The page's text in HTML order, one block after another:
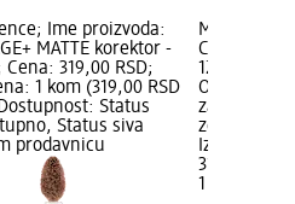
Ime proizvoda:
MATTE korektor -
319,00 RSD;
1 kom (319,00 RSD
Status
Status siva
prodavnicu
Marka:
120, 1 kom;
Osnovna
za 1 kom);
zelena
Izaberite
319,00 RSD
1 kom